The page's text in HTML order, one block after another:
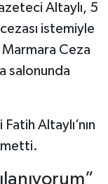
Altaylı, 5
istemiyle
Marmara Ceza
salonunda
Altaylı’nın